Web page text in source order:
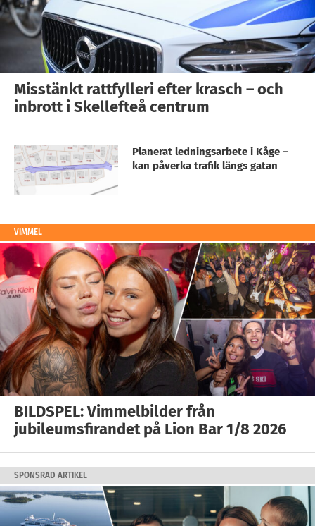
Misstänkt rattfylleri efter krasch – och
inbrott i Skellefteå centrum
Planerat ledningsarbete i Kåge –
kan påverka trafik längs gatan
VIMMEL
BILDSPEL: Vimmelbilder från
jubileumsfirandet på Lion Bar 1/8 2026
SPONSRAD ARTIKEL